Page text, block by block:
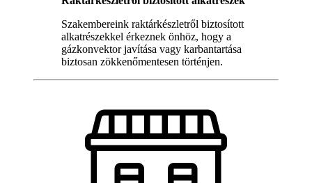
Szakembereink raktárkészletről biztosított
alkatrészekkel érkeznek önhöz, hogy a
gázkonvektor javítása vagy karbantartása
biztosan zökkenőmentesen történjen.